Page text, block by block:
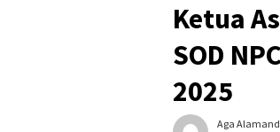
Ketua
SOD
2025
Aga